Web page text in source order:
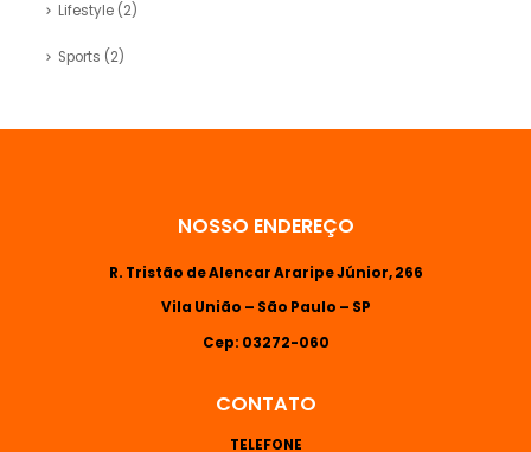
Lifestyle(2)
Sports (2)
NOSSO ENDEREÇO
R. Tristão de Alencar Araripe Júnior, 266
Vila União – São Paulo – SP
Cep: 03272-060
CONTATO
TELEFONE